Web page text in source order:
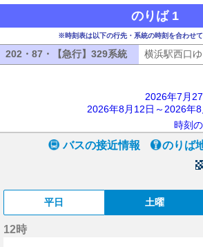
のりば 1
※時刻表は以下の行先・系統の時刻を合わせ
202・87・【急行】329系統 202・87・【急
横浜駅西口ゆ
2026年7月
2026年8月12日～2026年
時刻
バスの接近情報 のりば
平日 土曜
12時